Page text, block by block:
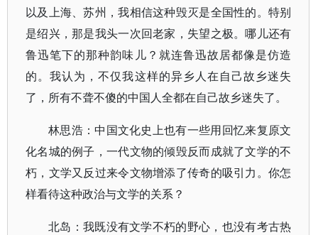
以及上海、苏州，我相信这种毁灭是全国性的。特别
是绍兴，那是我头一次回老家，失望之极。哪儿还有
鲁迅笔下的那种韵味儿？就连鲁迅故居都像是仿造
的。我认为，不仅我这样的异乡人在自己故乡迷失
了，所有不聋不傻的中国人全都在自己故乡迷失了。
林思浩：中国文化史上也有一些用回忆来复原文
化名城的例子，一代文物的倾毁反而成就了文学的不
朽，文学又反过来令文物增添了传奇的吸引力。你怎
样看待这种政治与文学的关系？
北岛：我既没有文学不朽的野心，也没有考古热